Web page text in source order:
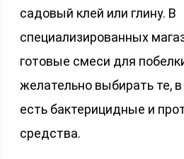
садовый клей или глину. В
специализированных
готовые смеси для
желательно выбирать те,
есть бактерицидные и
средства.